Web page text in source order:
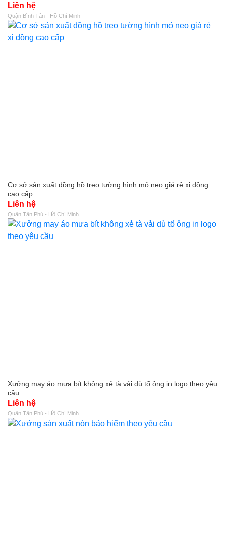
Liên hệ
Quận Bình Tân - Hồ Chí Minh
Cơ sở sản xuất đồng hồ treo tường hình mỏ neo giá rẻ xi đồng
cao cấp
Liên hệ
Quận Tân Phú - Hồ Chí Minh
Xưởng may áo mưa bít không xẻ tà vải dù tổ ông in logo theo yêu
cầu
Liên hệ
Quận Tân Phú - Hồ Chí Minh